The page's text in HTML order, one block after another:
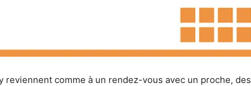
reviennent comme à un rendez-vous avec un proche, des